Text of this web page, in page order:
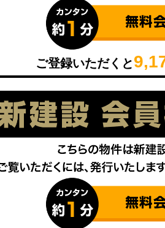
ご登録いただくと